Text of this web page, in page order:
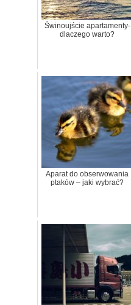
Świnoujście apartamenty-
dlaczego warto?
Aparat do obserwowania
ptaków – jaki wybrać?